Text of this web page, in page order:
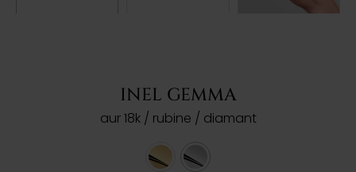
INEL GEMMA
aur 18k / rubine / diamant